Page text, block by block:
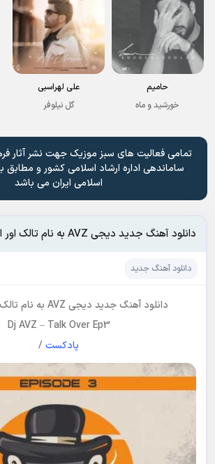
حامیم
خورشید و ماه
علی لهراسبی
گل نیلوفر
تمامی فعالیت های سبز موزیک جهت نشر آثار
ساماندهی اداره ارشاد اسلامی کشور و مطابق
اسلامی ایران می باشد
دانلود آهنگ جدید دیجی AVZ به نام تالک اور اپیزود ۳
دانلود آهنگ جدید
دانلود آهنگ جدید دیجی AVZ به نامتالک
Dj AVZ – Talk Over Ep3
پادکست /